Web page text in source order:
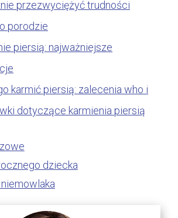
przezwyciężyć trudności
porodzie
piersią: najważniejsze
karmić piersią: zalecenia who i
dotyczące karmienia piersią
dziecka